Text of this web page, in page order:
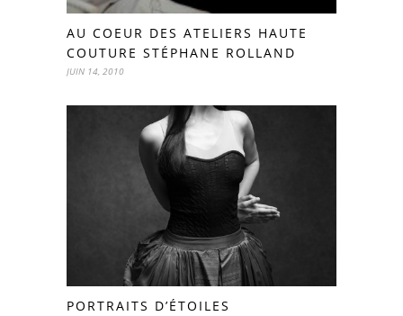
AU COEUR DES ATELIERS HAUTE
COUTURE STÉPHANE ROLLAND
JUIN 14, 2010
PORTRAITS D’ÉTOILES